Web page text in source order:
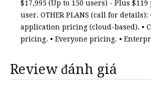
$17,995 (Up to 150 users) - Plus
user. OTHER PLANS (call for
application pricing (cloud-based). •
pricing. • Everyone pricing. •
Review đánh giá